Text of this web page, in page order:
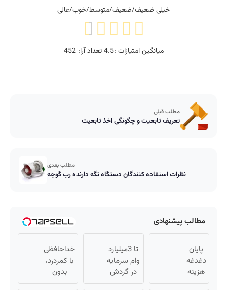
خیلی ضعیف/ضعیف/متوسط/خوب/عالی
میانگین امتیازات :4.5تعداد آرا:452
مطلب قبلی
تعریف تابعیت و چگونگی اخذ تابعیت
مطلب بعدی
نظرات استفاده کنندگان دستگاه نگه دارنده رب گوجه
مطالب پیشنهادی
پایان
دغدغه
هزینه
های
تا 3میلیارد
وام سرمایه
در گردش
فروشندگان
خداحافظی
با کمردرد،
بدون
قرص و